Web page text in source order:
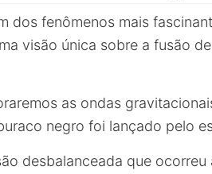
dos fenômenos mais
visão única sobre a fusão
as ondas
negro foi lançado pelo
desbalanceada que